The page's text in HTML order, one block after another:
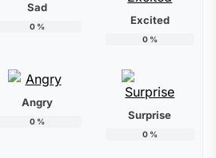
Sad
0% Excited
0%
Angry
0% Surprise
0%